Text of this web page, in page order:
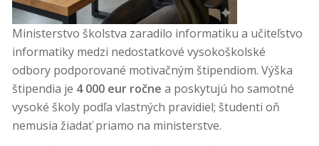
Ministerstvo školstva zaradilo informatiku a učiteľstvo
informatiky medzi nedostatkové vysokoškolské
odbory podporované motivačným štipendiom. Výška
štipendia je 4 000 eur ročne a poskytujú ho samotné
vysoké školy podľa vlastných pravidiel; študenti oň
nemusia žiadať priamo na ministerstve.